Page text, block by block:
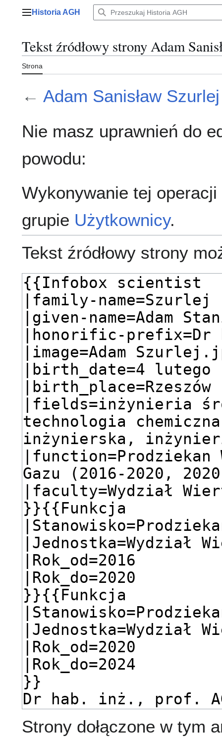
Menu główne
Historia AGH
Tekst źródłowy strony Adam
Strona
← Adam Sanisław Szurlej
Nie masz uprawnień do
powodu:
Wykonywanie tej
grupie Użytkownicy.
Tekst źródłowy strony
Strony dołączone w tym